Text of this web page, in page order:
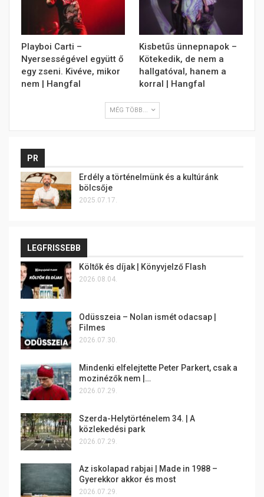
Playboi Carti –
Nyersességével együtt ő
egy zseni. Kivéve, mikor
nem | Hangfal
Kisbetűs ünnepnapok –
Kötekedik, de nem a
hallgatóval, hanem a
korral | Hangfal
MÉG TÖBB...
PR
Erdély a történelmünk és a kultúránk
bölcsője
2025.07.17.
LEGFRISSEBB
Költők és díjak | Könyvjelző Flash
2026.08.04.
Odüsszeia – Nolan ismét odacsap |
Filmes
2026.07.30.
Mindenki elfelejtette Peter Parkert, csak a
mozinézők nem |…
2026.07.29.
Szerda-Helytörténelem 34. | A
közlekedési park
2026.07.29.
Az iskolapad rabjai | Made in 1988 –
Gyerekkor akkor és most
2026.07.29.